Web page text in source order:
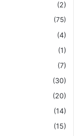
(2)
(75)
(4)
(1)
(7)
(30)
(20)
(14)
(15)